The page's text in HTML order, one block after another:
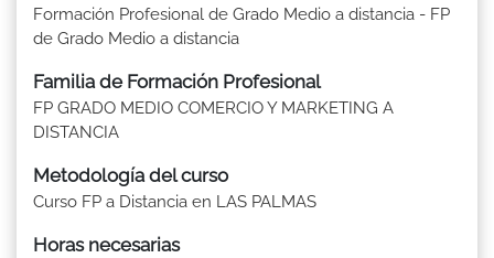
Formación Profesional de Grado Medio a distancia - FP
de Grado Medio a distancia
Familia de Formación Profesional
FP GRADO MEDIO COMERCIO Y MARKETING A
DISTANCIA
Metodología del curso
Curso FP a Distancia en LAS PALMAS
Horas necesarias